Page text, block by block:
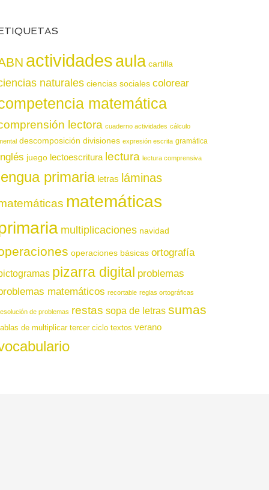
actividadesaula cartilla
naturales ciencias sociales colorear
matemática
lectora cuaderno actividades cálculo
descomposición divisiones expresión escrita gramática
juego lectoescritura lectura lectura comprensiva
primaria letras láminas
matemáticas
multiplicaciones navidad
operaciones básicas ortografía
pizarra digital problemas
matemáticos recortable reglas ortográficas
de problemas restas sopa de letras sumas
de multiplicar tercer ciclo textos verano